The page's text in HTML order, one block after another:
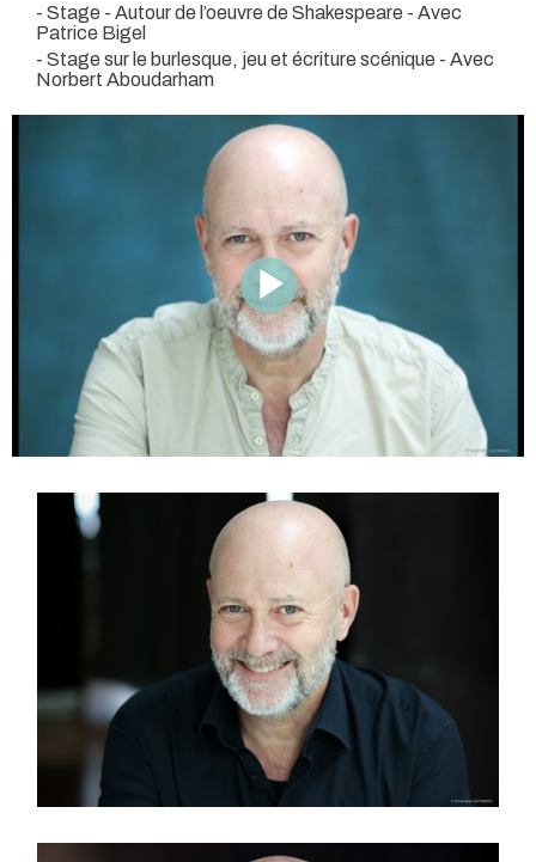
- Stage - Autour de l’oeuvre de Shakespeare - Avec
Patrice Bigel
- Stage sur le burlesque, jeu et écriture scénique - Avec
Norbert Aboudarham